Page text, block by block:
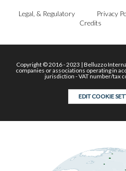
Legal, & Regulatory Privacy
Credits
Copyright © 2016 - 2023 | Belluzzo
companies or associations operating in
jurisdiction - VAT number/tax
EDIT COOKIE